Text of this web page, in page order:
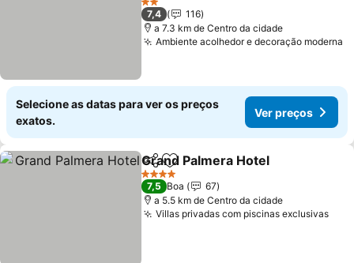
2 Estrelas
7,4
116
a 7.3 km de Centro da cidade
Ambiente acolhedor e decoração moderna
Selecione as datas para ver os preços
exatos.
Ver preços
PartilharAdicionar aos favoritos
Grand Palmera Hotel
4 Estrelas
7,5 Boa
67
a 5.5 km de Centro da cidade
Villas privadas com piscinas exclusivas